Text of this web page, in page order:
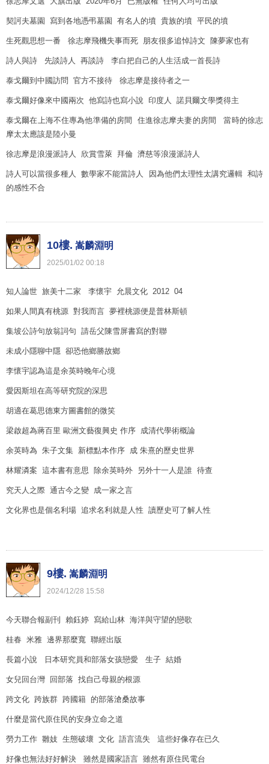
契訶夫墓園 寫到各地憑弔墓園 有名人的墳 貴族的墳 平民的墳
生死觀思想一番 徐志摩飛機失事而死 朋友很多追悼詩文 陳夢家也有
詩人與詩 先談詩人 再談詩 李白把自己的人生活成一首長詩
泰戈爾到中國訪問 官方不接待 徐志摩是接待者之一
泰戈爾好像來中國兩次 他寫詩也寫小說 印度人 諾貝爾文學獎得主
泰戈爾在上海不住專為他準備的房間 住進徐志摩夫妻的房間 當時的徐志
摩太太應該是陸小曼
徐志摩是浪漫派詩人 欣賞雪萊 拜倫 濟慈等浪漫派詩人
詩人可以當很多種人 數學家不能當詩人 因為他們太理性太講究邏輯 和詩
的感性不合
10樓. 嵩麟淵明
2025/01/02 00:18
知人論世 旅美十二家 李懷宇 允晨文化 2012 04
如果人間真有桃源 對我而言 夢裡桃源便是普林斯頓
集坡公詩句放翁詞句 請岳父陳雪屏書寫的對聯
未成小隱聊中隱 卻恐他鄉勝故鄉
李懷宇認為這是余英時晚年心境
愛因斯坦在高等研究院的深思
胡適在葛思德東方圖書館的微笑
梁啟超為蔣百里 歐洲文藝復興史 作序 成清代學術概論
余英時為 朱子文集 新標點本作序 成 朱熹的歷史世界
林耀潾案 這本書有意思 除余英時外 另外十一人是誰 待查
究天人之際 通古今之變 成一家之言
文化界也是個名利場 追求名利就是人性 讀歷史可了解人性
9樓. 嵩麟淵明
2024/12/28 15:58
今天聯合報副刊 賴鈺婷 寫給山林 海洋與守望的戀歌
桂春 米雅 邊界那麼寬 聯經出版
長篇小說 日本研究員和部落女孩戀愛 生子 結婚
女兒回台灣 回部落 找自己母親的根源
跨文化 跨族群 跨國籍 的部落滄桑故事
什麼是當代原住民的安身立命之道
勞力工作 雛妓 生態破壞 文化 語言流失 這些好像存在已久
好像也無法好好解決 雖然是國家語言 雖然有原住民電台